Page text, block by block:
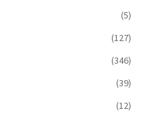
(5)
(127)
(346)
(39)
(12)